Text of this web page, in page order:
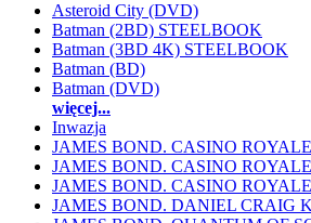
Asteroid City (DVD)
Batman (2BD) STEELBOOK
Batman (3BD 4K) STEELBOOK
Batman (BD)
Batman (DVD)
więcej...
Inwazja
JAMES BOND. CASINO
JAMES BOND. CASINO
JAMES BOND. CASINO
JAMES BOND. DANIEL CRAIG